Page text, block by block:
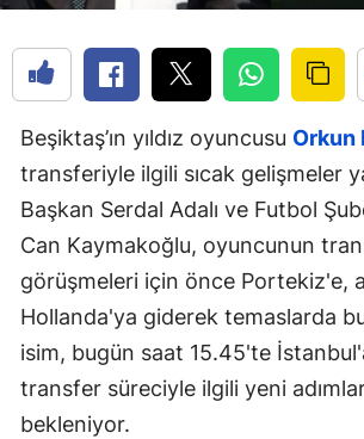
Beşiktaş’ın yıldız oyuncusu Orkun
transferiyle ilgili sıcak gelişmeler
Başkan Serdal Adalı ve Futbol
Can Kaymakoğlu, oyuncunun
görüşmeleri için önce Portekiz'e,
Hollanda'ya giderek temaslarda
isim, bugün saat 15.45'te
transfer süreciyle ilgili yeni adımlar
bekleniyor.